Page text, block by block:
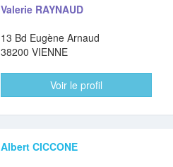
Valerie RAYNAUD
13 Bd Eugène Arnaud
38200 VIENNE
Voir le profil
Albert CICCONE